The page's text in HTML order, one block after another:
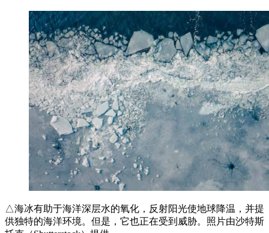
△海冰有助于海洋深层水的氧化，反射阳光使地球降温，并提
供独特的海洋环境。但是，它也正在受到威胁。照片由沙特斯